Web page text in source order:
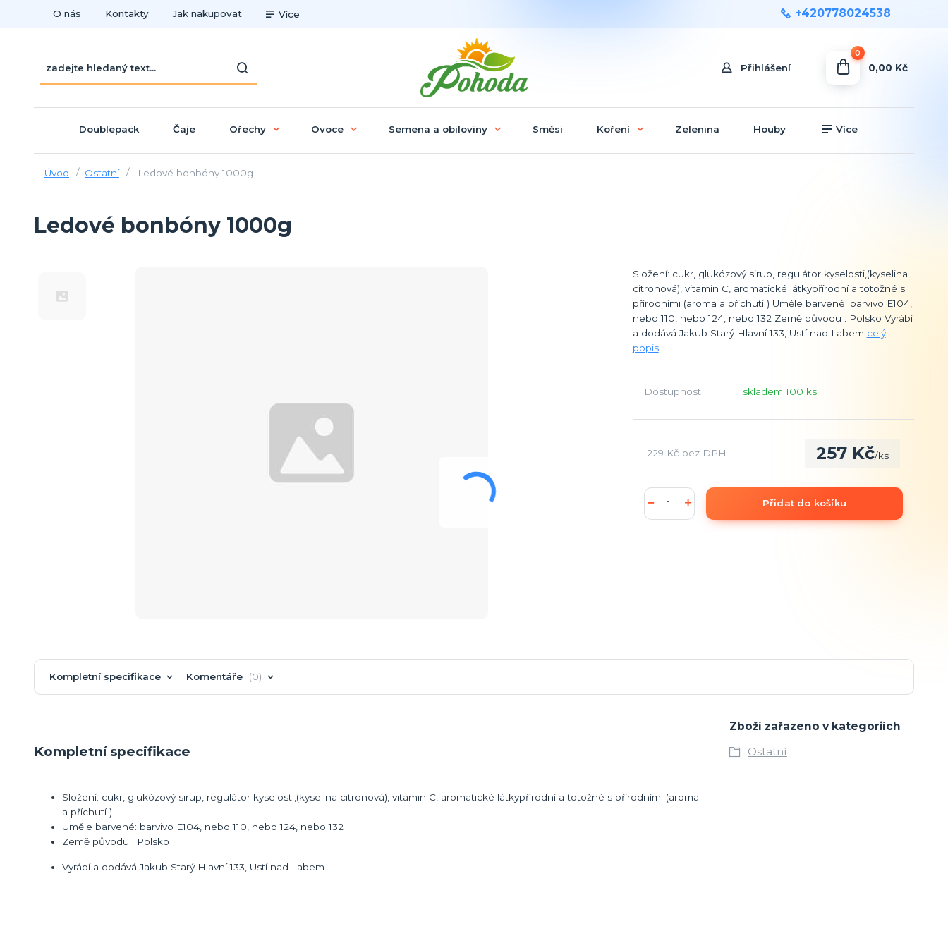
O nás Kontakty Jak nakupovat Více
Přihlášení
+420778024538
0
0,00 Kč
Doublepack Čaje Ořechy Ovoce Semena a obiloviny Směsi Koření Zelenina Houby Více
Úvod Ostatní Ledové bonbóny 1000g
Ledové bonbóny 1000g
Složení: cukr, glukózový sirup, regulátor kyselosti,(kyselina
citronová), vitamin C, aromatické látkypřírodní a totožné s
přírodními (aroma a příchutí ) Uměle barvené: barvivo E104,
nebo 110, nebo 124, nebo 132 Země původu : Polsko Vyrábí
a dodává Jakub Starý Hlavní 133, Ustí nad Labem celý
popis
Dostupnost skladem 100 ks
257 Kč/ks
229 Kč bez DPH
Přidat do košíku
Kompletní specifikace Komentáře 0
Kompletní specifikace
Složení: cukr, glukózový sirup, regulátor kyselosti,(kyselina citronová), vitamin C, aromatické látkypřírodní a totožné s přírodními (aroma
a příchutí )
Uměle barvené: barvivo E104, nebo 110, nebo 124, nebo 132
Země původu : Polsko
Vyrábí a dodává Jakub Starý Hlavní 133, Ustí nad Labem
Zboží zařazeno v kategoriích
Ostatní